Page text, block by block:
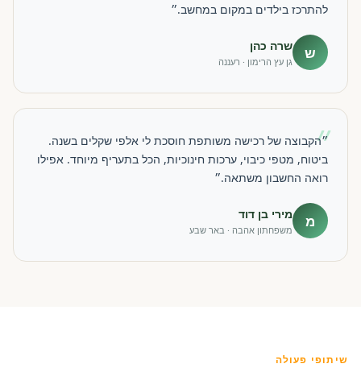
להתרכז בילדים במקום במחשב.״
ש שרה כהן
גן עץ הרימון · רעננה
״
״הקבוצה של רכישה משותפת חוסכת לי אלפי שקלים בשנה.
ביטוח, מטפי כיבוי, ערכות חינוכיות, הכל בתעריף מיוחד. אפילו
רואה החשבון משתאה.״
מ מירי בן דוד
משפחתון אהבה · באר שבע
שיתופי פעולה